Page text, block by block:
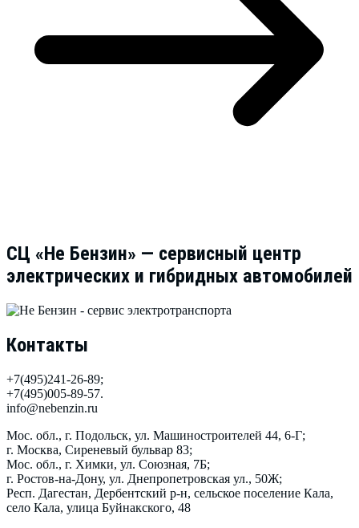
СЦ «Не Бензин» — cервисный центр
электрических и гибридных автомобилей
Контакты
+7(495)241-26-89;
+7(495)005-89-57.
info@nebenzin.ru
Мос. обл., г. Подольск, ул. Машиностроителей 44, 6-Г;
г. Москва, Сиреневый бульвар 83;
Мос. обл., г. Химки, ул. Союзная, 7Б;
г. Ростов-на-Дону, ул. Днепропетровская ул., 50Ж;
Респ. Дагестан, Дербентский р-н, сельское поселение Кала,
село Кала, улица Буйнакского, 48